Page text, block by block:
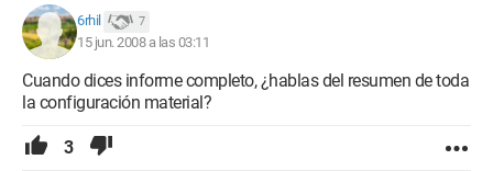
6rhil 7
15 jun. 2008 a las 03:11
Cuando dices informe completo, ¿hablas del resumen de toda
la configuración material?
3